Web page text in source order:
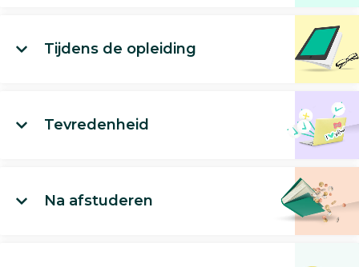
Tijdens de opleiding
Tevredenheid
Na afstuderen